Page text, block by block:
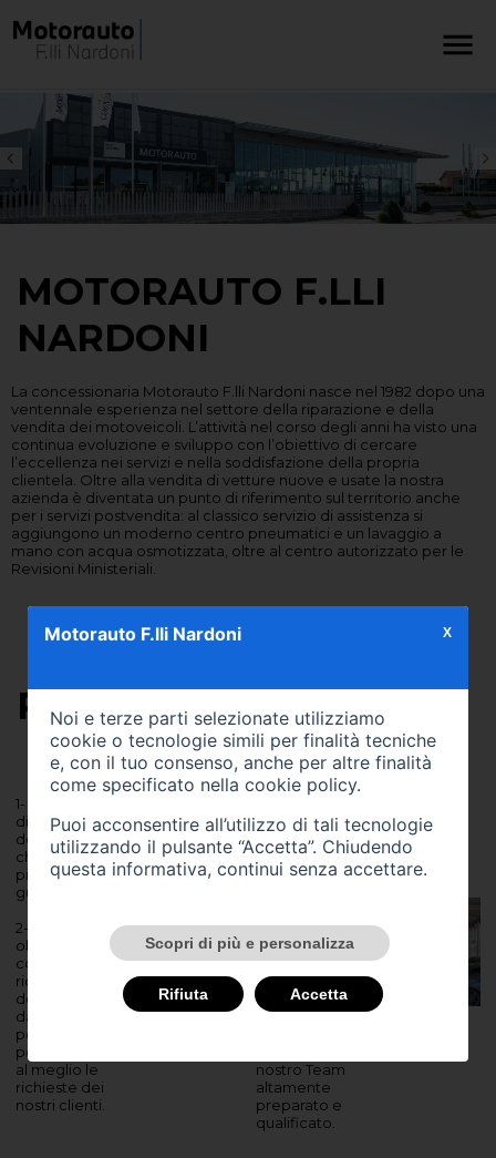
MOTORAUTO F.LLI
NARDONI
La concessionaria Motorauto F.lli Nardoni nasce nel 1982 dopo una
ventennale esperienza nel settore della riparazione e della
vendita dei motoveicoli. L’attività nel corso degli anni ha visto una
continua evoluzione e sviluppo con l’obiettivo di cercare
l’eccellenza nei servizi e nella soddisfazione della propria
clientela. Oltre alla vendita di vetture nuove e usate la nostra
azienda è diventata un punto di riferimento sul territorio anche
per i servizi postvendita: al classico servizio di assistenza si
aggiungono un moderno centro pneumatici e un lavaggio a
mano con acqua osmotizzata, oltre al centro autorizzato per le
Revisioni Ministeriali.
PERCHÉ SCEGLIERCI
1- Dal 1982 a
disposizione
dei nostri clienti
che ricercano il
piacere nella
guida
2- Il nostro
obiettivo è la
continua
ricerca
dell'eccellenza,
dalla vendita al
post vendita,
per soddisfare
al meglio le
richieste dei
nostri clienti.
3- Passione,
e disponibilità
verso i nostri
clienti sono il
punto cardine
4- La
modernità e
l'eccellenza
dei nostri
servizi è
nostro Team
altamente
preparato e
qualificato.
Motorauto F.lli Nardoni
Noi e terze parti selezionate utilizziamo
cookie o tecnologie simili per finalità tecniche
e, con il tuo consenso, anche per altre finalità
come specificato nella cookie policy.
Puoi acconsentire all’utilizzo di tali tecnologie
utilizzando il pulsante “Accetta”. Chiudendo
questa informativa, continui senza accettare.
Scopri di più e personalizza
Rifiuta Accetta
X